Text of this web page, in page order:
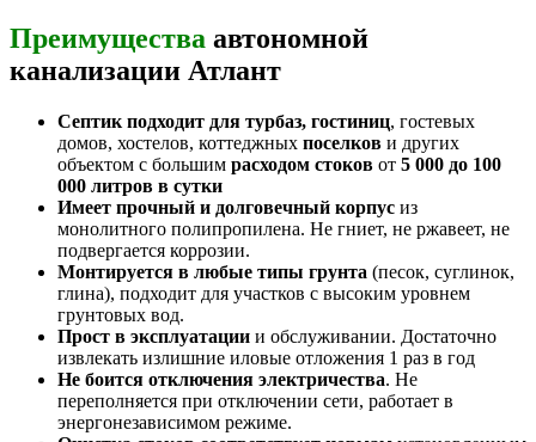
Преимущества автономной
канализации Атлант
Септик подходит для турбаз, гостиниц, гостевых
домов, хостелов, коттеджных поселков и других
объектом с большим расходом стоков от 5 000 до 100
000 литров в сутки
Имеет прочный и долговечный корпус из
монолитного полипропилена. Не гниет, не ржавеет, не
подвергается коррозии.
Монтируется в любые типы грунта (песок, суглинок,
глина), подходит для участков с высоким уровнем
грунтовых вод.
Прост в эксплуатации и обслуживании. Достаточно
извлекать излишние иловые отложения 1 раз в год
Не боится отключения электричества. Не
переполняется при отключении сети, работает в
энергонезависимом режиме.